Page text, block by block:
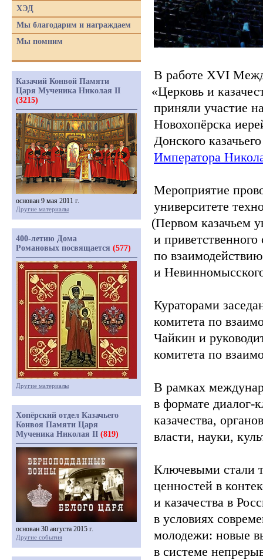
В работе XVI
«Церковь и
приняли участие
Новохопёрска
Донского
Императора
Мероприятие
университете
(Первом казачьем
и
по
и
Кураторами
комитета по
Чайкин и
комитета по
В рамках
в формате диалог-
казачества,
власти, науки,
Ключевыми стали
ценностей в
и казачества в
в условиях
молодежи: новые
в системе
ХЭД
Мы благодарим и награждаем
Мы помним
Казачий Конвой Памяти
Царя Мученика Николая II
(3215)
основан 9 мая 2011 г.
Другие материалы
400-летию Дома
Романовых посвящается (577)
Другие материалы
Хопёрский отдел Казачьего
Конвоя Памяти Царя
Мученика Николая II (819)
основан 30 августа 2015 г.
Другие события